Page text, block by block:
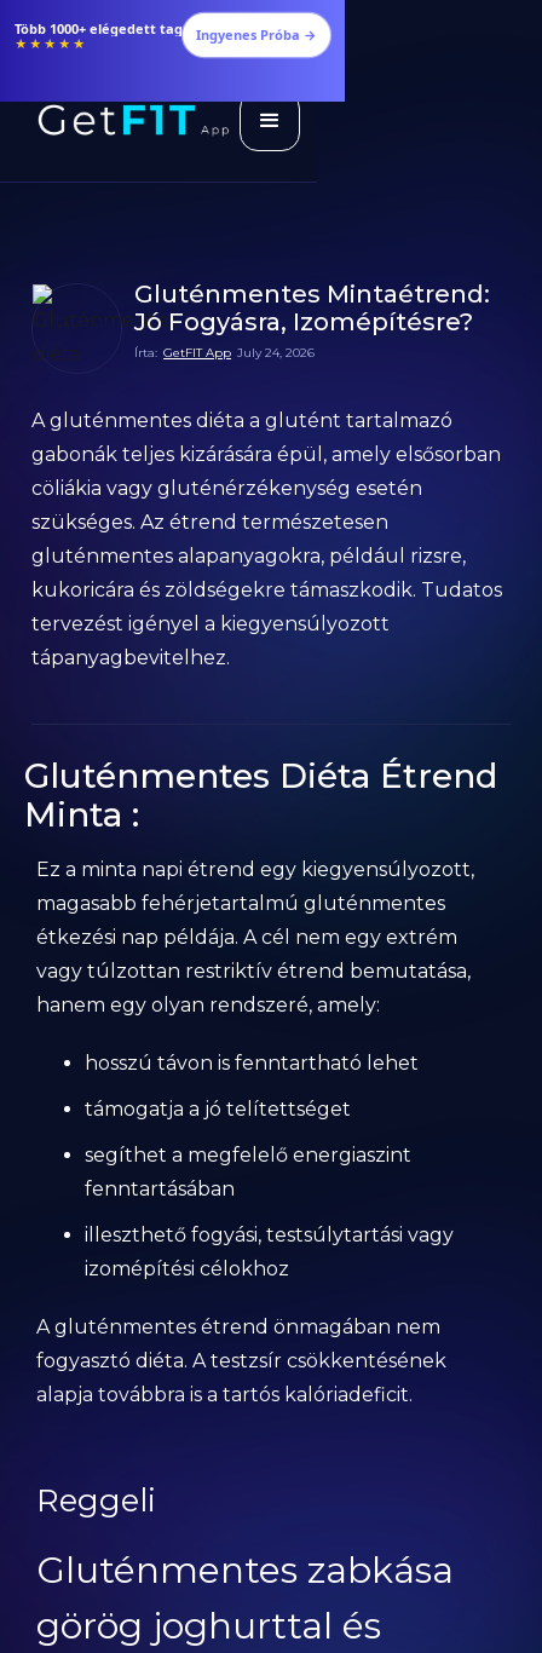
Több 1000+ elégedett tag
★★★★★ Ingyenes Próba →
Gluténmentes Mintaétrend:
Jó Fogyásra, Izomépítésre?
Írta: GetFIT App July 24, 2026
A gluténmentes diéta a glutént tartalmazó
gabonák teljes kizárására épül, amely elsősorban
cöliákia vagy gluténérzékenység esetén
szükséges. Az étrend természetesen
gluténmentes alapanyagokra, például rizsre,
kukoricára és zöldségekre támaszkodik. Tudatos
tervezést igényel a kiegyensúlyozott
tápanyagbevitelhez.
Gluténmentes Diéta Étrend
Minta :
Ez a minta napi étrend egy kiegyensúlyozott,
magasabb fehérjetartalmú gluténmentes
étkezési nap példája. A cél nem egy extrém
vagy túlzottan restriktív étrend bemutatása,
hanem egy olyan rendszeré, amely:
hosszú távon is fenntartható lehet
támogatja a jó telítettséget
segíthet a megfelelő energiaszint
fenntartásában
illeszthető fogyási, testsúlytartási vagy
izomépítési célokhoz
A gluténmentes étrend önmagában nem
fogyasztó diéta. A testzsír csökkentésének
alapja továbbra is a tartós kalóriadeficit.
Reggeli
Gluténmentes zabkása
görög joghurttal és